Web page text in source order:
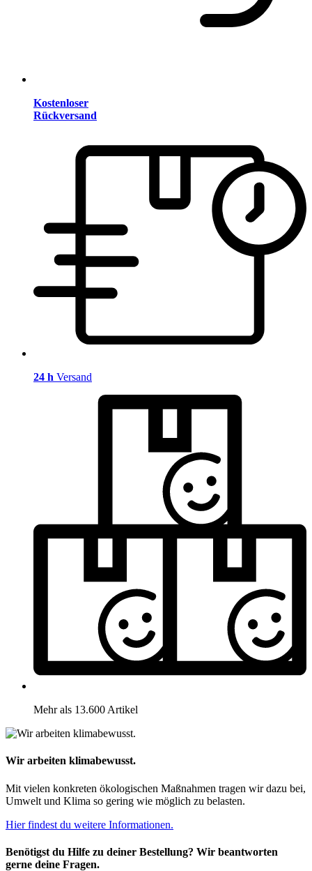
Kostenloser
Rückversand
24 h Versand
Mehr als 13.600 Artikel
Wir arbeiten klimabewusst.
Mit vielen konkreten ökologischen Maßnahmen tragen wir dazu bei,
Umwelt und Klima so gering wie möglich zu belasten.
Hier findest du weitere Informationen.
Benötigst du Hilfe zu deiner Bestellung? Wir beantworten
gerne deine Fragen.